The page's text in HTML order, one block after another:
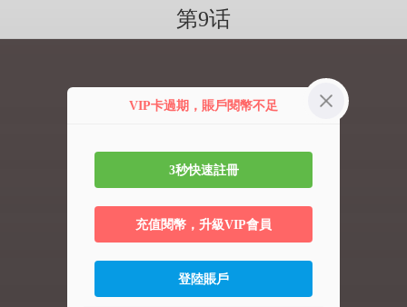
第9话
VIP卡過期，賬戶閱幣不足
3秒快速註冊
充值閱幣，升級VIP會員
登陸賬戶